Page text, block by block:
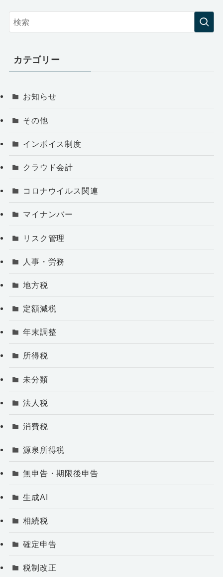
カテゴリー
お知らせ
その他
インボイス制度
クラウド会計
コロナウイルス関連
マイナンバー
リスク管理
人事・労務
地方税
定額減税
年末調整
所得税
未分類
法人税
消費税
源泉所得税
無申告・期限後申告
生成AI
相続税
確定申告
税制改正